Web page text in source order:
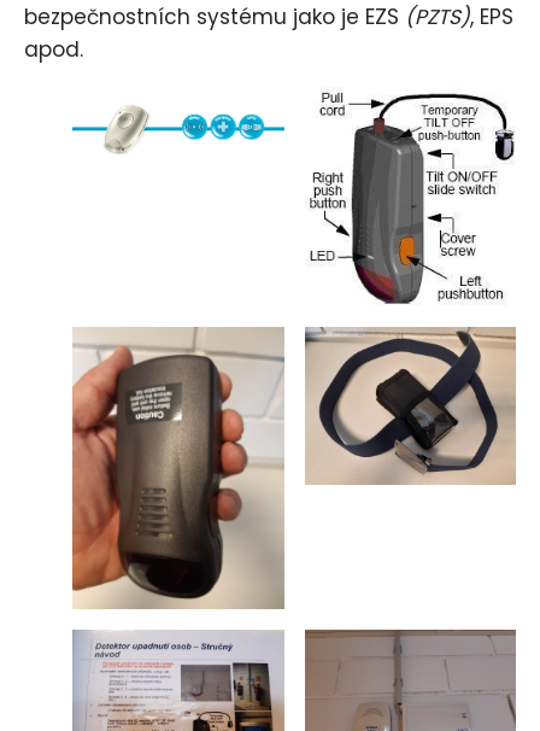
bezpečnostních systému jako je EZS (PZTS), EPS
apod.